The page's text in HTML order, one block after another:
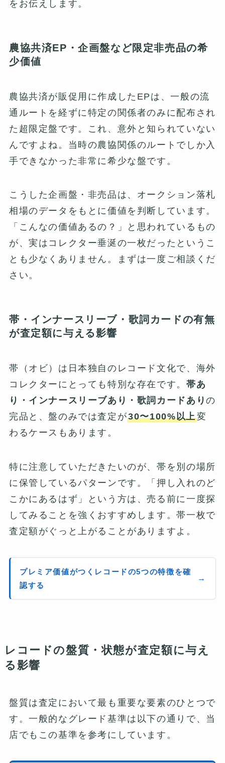
をお伝えします。
農協共済EP・企画盤など限定非売品の希
少価値
農協共済が販促用に作成したEPは、一般の流
通ルートを経ずに特定の関係者のみに配布され
た超限定盤です。これ、意外と知られていない
んですよね。当時の農協関係のルートでしか入
手できなかった非常に希少な盤です。
こうした企画盤・非売品は、オークション落札
相場のデータをもとに価値を判断しています。
「こんなの価値あるの？」と思われているもの
が、実はコレクター垂涎の一枚だったというこ
とも少なくありません。まずは一度ご相談くだ
さい。
帯・インナースリーブ・歌詞カードの有無
が査定額に与える影響
帯（オビ）は日本独自のレコード文化で、海外
コレクターにとっても特別な存在です。 帯あ
り・インナースリーブあり・歌詞カードありの
完品と、盤のみでは査定が30〜100%以上変
わるケースもあります。
特に注意していただきたいのが、帯を別の場所
に保管しているパターンです。「押し入れのど
こかにあるはず」という方は、売る前に一度探
してみることを強くおすすめします。帯一枚で
査定額がぐっと上がることがありますよ。
プレミア価値がつくレコードの5つの特徴を確
認する
レコードの盤質・状態が査定額に与え
る影響
盤質は査定において最も重要な要素のひとつで
す。一般的なグレード基準は以下の通りで、当
店でもこの基準を参考にしています。